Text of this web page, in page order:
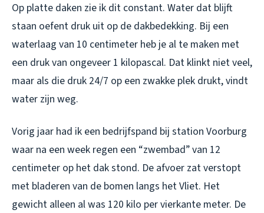
Op platte daken zie ik dit constant. Water dat blijft
staan oefent druk uit op de dakbedekking. Bij een
waterlaag van 10 centimeter heb je al te maken met
een druk van ongeveer 1 kilopascal. Dat klinkt niet veel,
maar als die druk 24/7 op een zwakke plek drukt, vindt
water zijn weg.
Vorig jaar had ik een bedrijfspand bij station Voorburg
waar na een week regen een “zwembad” van 12
centimeter op het dak stond. De afvoer zat verstopt
met bladeren van de bomen langs het Vliet. Het
gewicht alleen al was 120 kilo per vierkante meter. De